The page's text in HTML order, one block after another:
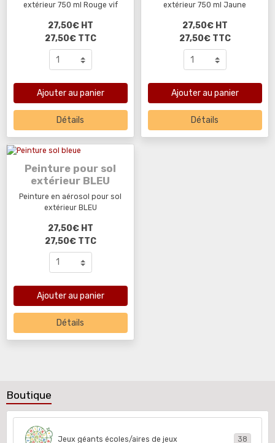
extérieur 750 ml Rouge vif
27,50€ HT
27,50€ TTC
Ajouter au panier
Détails
extérieur 750 ml Jaune
27,50€ HT
27,50€ TTC
Ajouter au panier
Détails
Peinture pour sol
extérieur BLEU
Peinture en aérosol pour sol
extérieur BLEU
27,50€ HT
27,50€ TTC
Ajouter au panier
Détails
Boutique
Jeux géants écoles/aires de jeux 38